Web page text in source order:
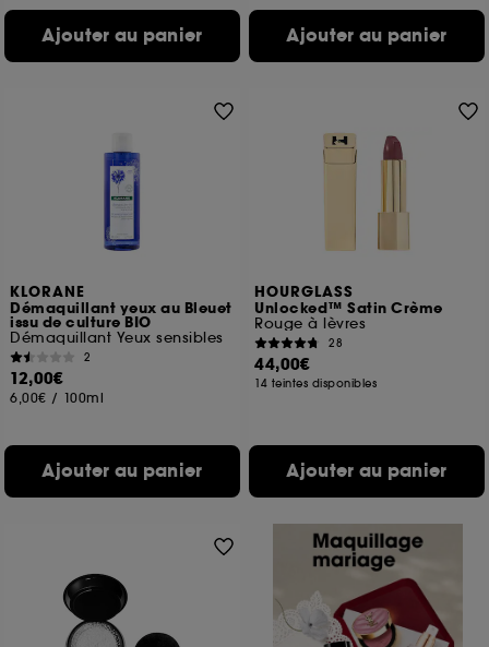
Ajouter au panier Ajouter au panier
KLORANE
Démaquillant yeux au Bleuet
issu de culture BIO
Démaquillant Yeux sensibles
2
12,00€
6,00€ / 100ml
Ajouter au panier
HOURGLASS
Unlocked™ Satin Crème
Rouge à lèvres
28
44,00€
14 teintes disponibles
Ajouter au panier